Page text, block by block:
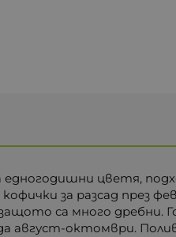
цветя,
за разсад през
са много дребни.
август-октомври.